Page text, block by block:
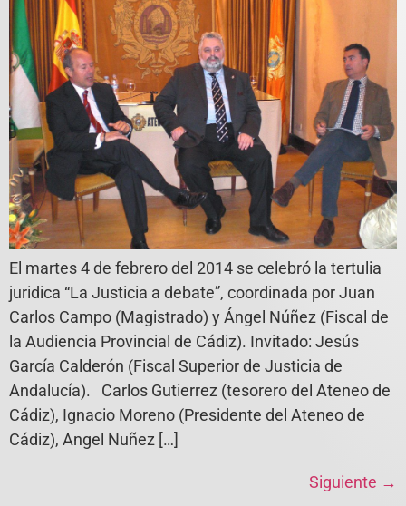
El martes 4 de febrero del 2014 se celebró la tertulia
juridica “La Justicia a debate”, coordinada por Juan
Carlos Campo (Magistrado) y Ángel Núñez (Fiscal de
la Audiencia Provincial de Cádiz). Invitado: Jesús
García Calderón (Fiscal Superior de Justicia de
Andalucía). Carlos Gutierrez (tesorero del Ateneo de
Cádiz), Ignacio Moreno (Presidente del Ateneo de
Cádiz), Angel Nuñez […]
Siguiente →